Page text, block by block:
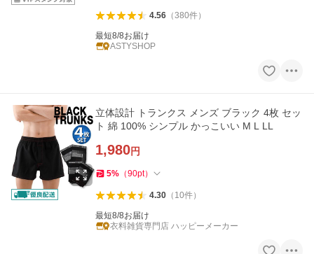
4.56（380件）
最短8/8お届け
ASTYSHOP
立体設計 トランクス メンズ ブラック 4枚 セッ
ト 綿 100% シンプル かっこいい M L LL
1,980円
5% （90pt）
4.30（ 10件）
最短8/8お届け
衣料雑貨専門店 ハッピーメーカー